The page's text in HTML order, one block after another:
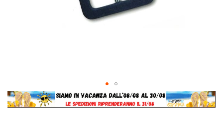
Vai
all'inizio